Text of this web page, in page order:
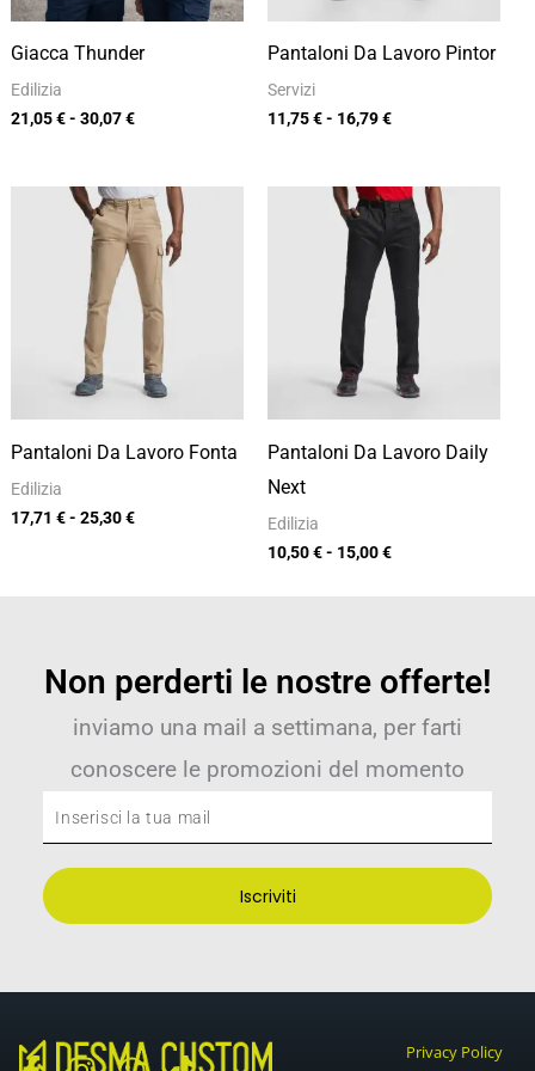
Giacca Thunder
Edilizia
21,05€- 30,07€
Pantaloni Da Lavoro Pintor
Servizi
11,75€- 16,79€
Pantaloni Da Lavoro Fonta
Edilizia
17,71 €- 25,30€
Fascia
prezzo:
17,71 €
a
25,30 €
Pantaloni Da Lavoro Daily
Next
Edilizia
10,50€- 15,00€
Fascia
di
prezzo:
10,50 €
a
15,00 €
Non perderti le nostre offerte!
inviamo una mail a settimana, per farti
conoscere le promozioni del momento
Inserisci
la
tua
mail
Iscriviti
Privacy Policy